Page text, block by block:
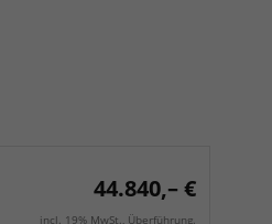
44.840,– €
incl. 19% MwSt., Überführung.